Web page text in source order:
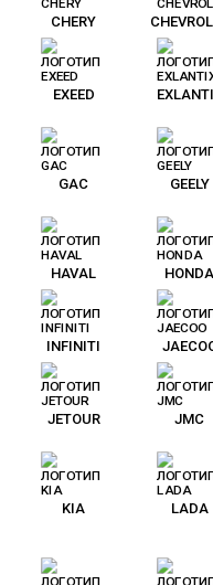
CHERY
EXEED
GAC GEELY
HAVAL HONDA
INFINITI
JETOUR JMC
KIA LADA